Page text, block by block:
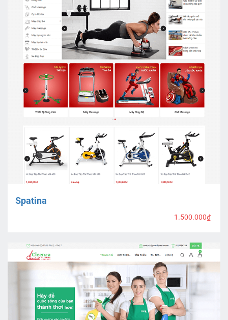
Spatina
1.500.000₫